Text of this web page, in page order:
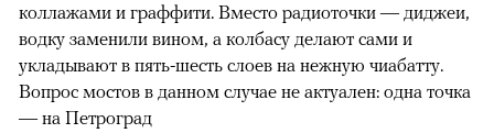
коллажами и граффити. Вместо радиоточки — диджеи,
водку заменили вином, а колбасу делают сами и
укладывают в пять-шесть слоев на нежную чиабатту.
Вопрос мостов в данном случае не актуален: одна точка
— на Петроград